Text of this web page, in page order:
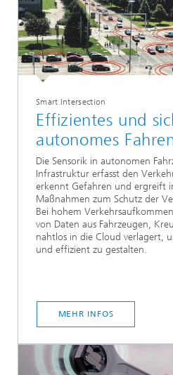
Smart Intersection
Effizientes und
autonomes
Die Sensorik in autonomen
Infrastruktur erfasst den
erkennt Gefahren und ergreift
Maßnahmen zum Schutz der
Bei hohem
von Daten aus Fahrzeugen,
nahtlos in die Cloud verlagert,
und effizient zu gestalten.
MEHR INFOS